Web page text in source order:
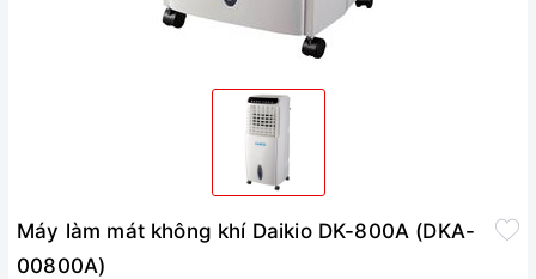
Máy làm mát không khí Daikio DK-800A (DKA-
00800A)